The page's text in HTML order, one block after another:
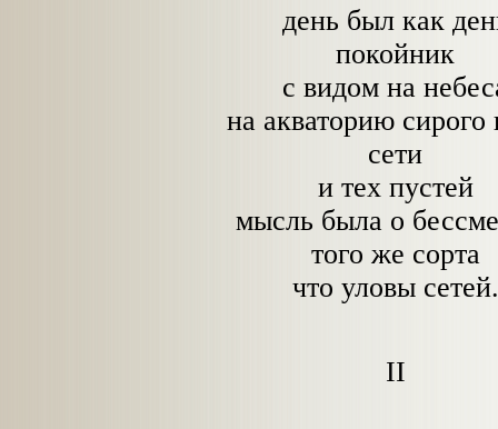
день был как
покойник
с видом на
на акваторию сирого
сети
и тех пустей
мысль была о
того же сорта
что уловы сетей.
II